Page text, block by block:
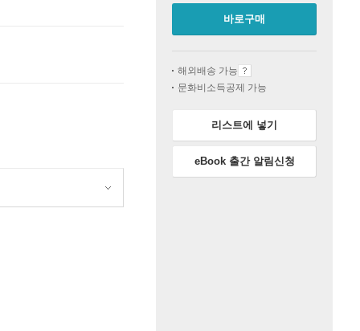
바로구매
해외배송 가능
문화비소득공제 가능
리스트에 넣기
eBook 출간 알림신청